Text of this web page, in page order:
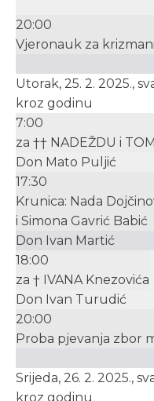
20:00
Vjeronauk za
Utorak, 25. 2. 2025.,
kroz godinu
7:00
za †† NADEŽDU i
Don Mato Puljić
17:30
Krunica: Nada
i Simona Gavrić Babić
Don Ivan Martić
18:00
za † IVANA Knezovića
Don Ivan Turudić
20:00
Proba pjevanja zbor
Srijeda, 26. 2. 2025.,
kroz godinu